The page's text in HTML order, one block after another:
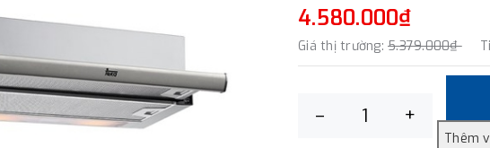
4.580.000₫
Giá thị trường: 5.379.000₫
– +